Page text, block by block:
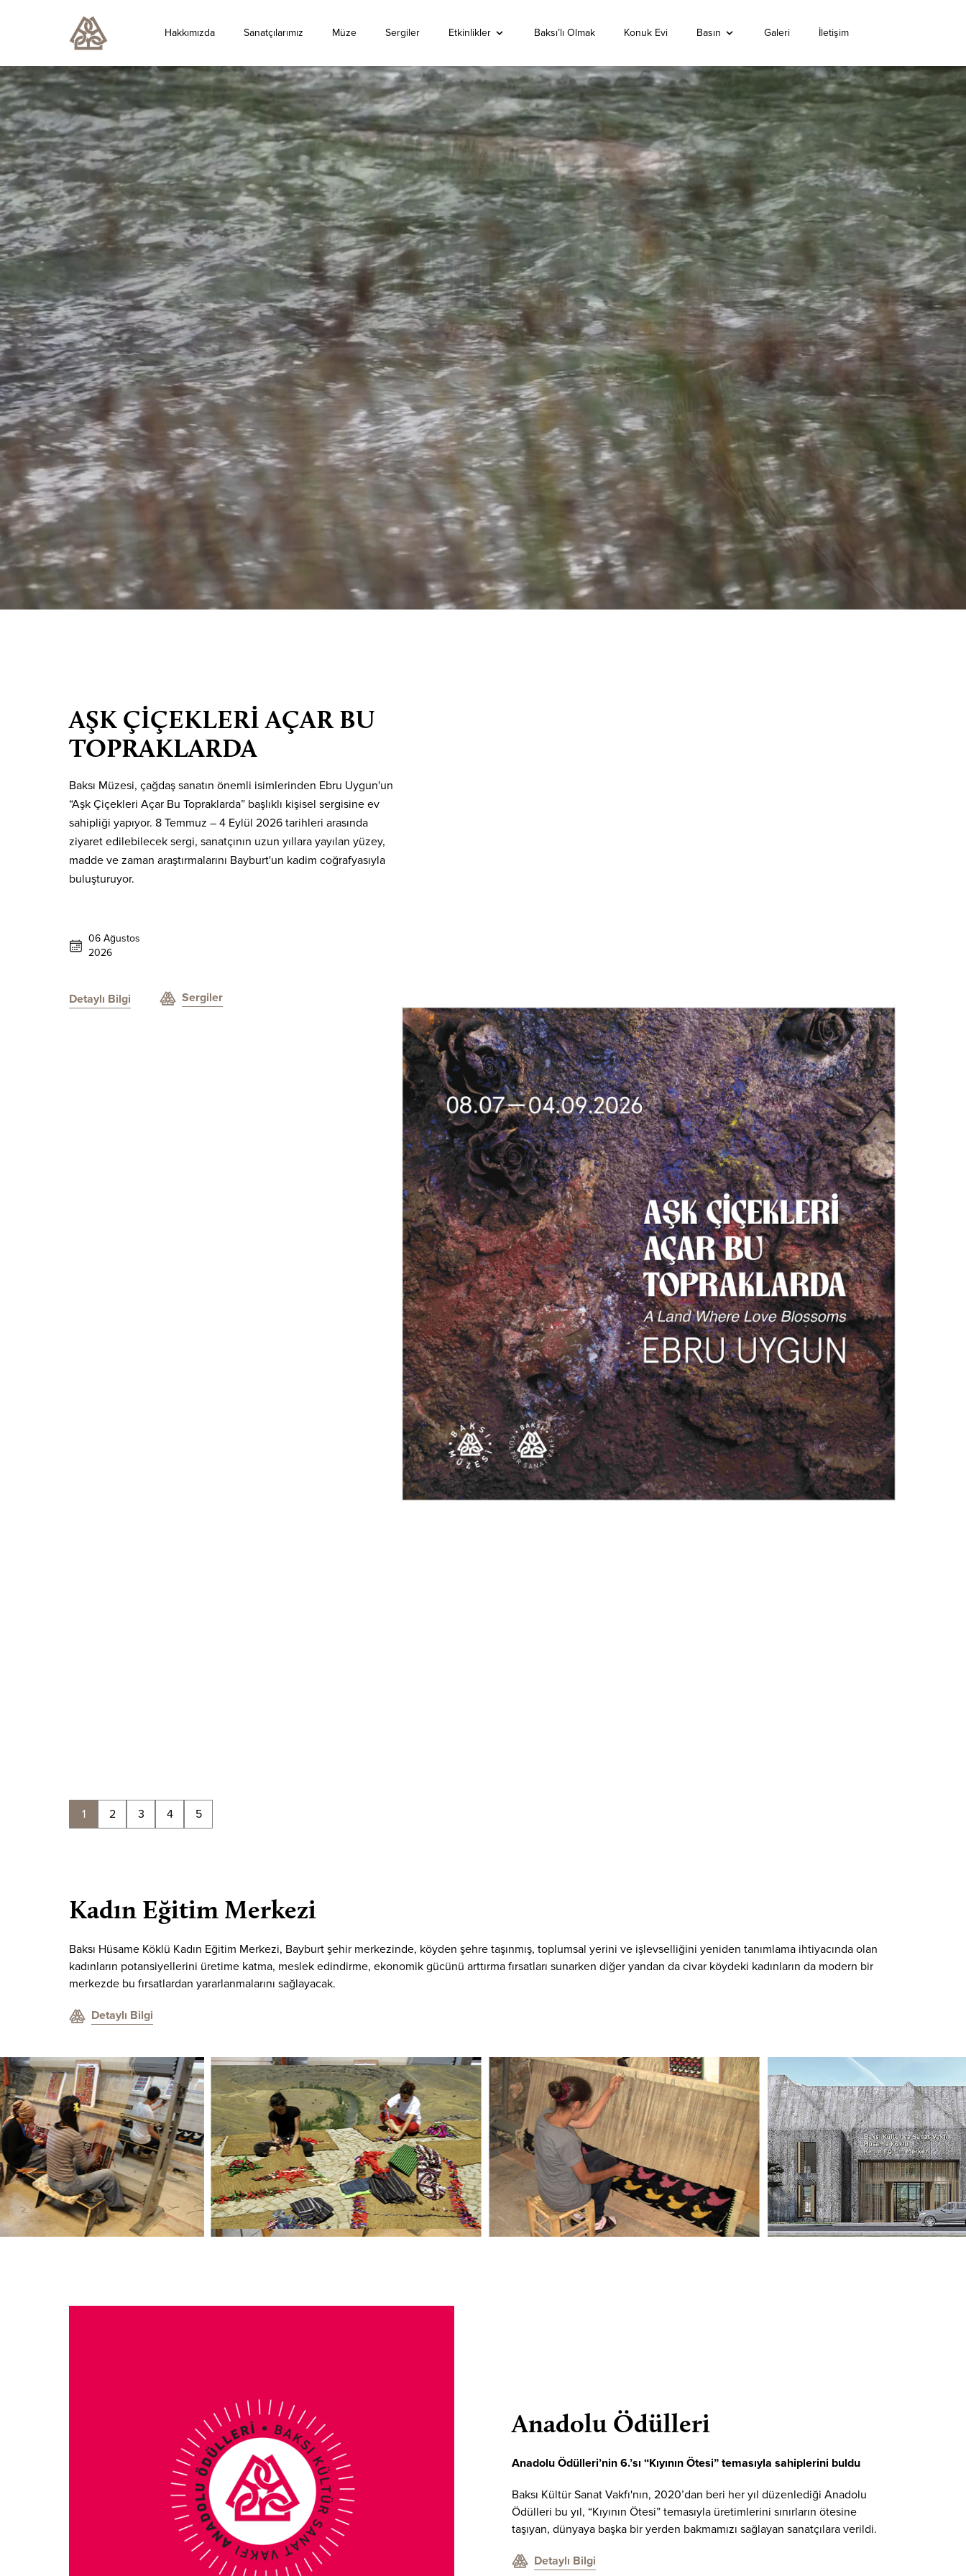
Hakkımızda Sanatçılarımız Müze Sergiler Etkinlikler Baksı’lı Olmak Konuk Evi Basın Galeri İletişim
AŞK ÇİÇEKLERİ AÇAR BU
TOPRAKLARDA
Baksı Müzesi, çağdaş sanatın önemli isimlerinden Ebru Uygun'un
“Aşk Çiçekleri Açar Bu Topraklarda” başlıklı kişisel sergisine ev
sahipliği yapıyor. 8 Temmuz – 4 Eylül 2026 tarihleri arasında
ziyaret edilebilecek sergi, sanatçının uzun yıllara yayılan yüzey,
madde ve zaman araştırmalarını Bayburt'un kadim coğrafyasıyla
buluşturuyor.
06 Ağustos
2026
Detaylı Bilgi Sergiler
1 2 3 4 5
Kadın Eğitim Merkezi
Baksı Hüsame Köklü Kadın Eğitim Merkezi, Bayburt şehir merkezinde, köyden şehre taşınmış, toplumsal yerini ve işlevselliğini yeniden tanımlama ihtiyacında olan
kadınların potansiyellerini üretime katma, meslek edindirme, ekonomik gücünü arttırma fırsatları sunarken diğer yandan da civar köydeki kadınların da modern bir
merkezde bu fırsatlardan yararlanmalarını sağlayacak.
Detaylı Bilgi
Anadolu Ödülleri
Anadolu Ödülleri’nin 6.’sı “Kıyının Ötesi” temasıyla sahiplerini buldu
Baksı Kültür Sanat Vakfı'nın, 2020’dan beri her yıl düzenlediği Anadolu
Ödülleri bu yıl, “Kıyının Ötesi” temasıyla üretimlerini sınırların ötesine
taşıyan, dünyaya başka bir yerden bakmamızı sağlayan sanatçılara verildi.
Detaylı Bilgi